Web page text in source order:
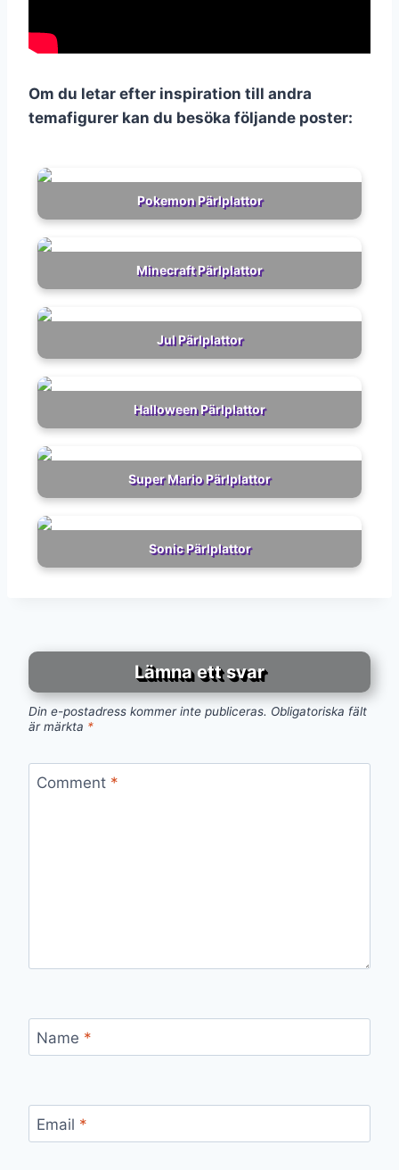
Om du letar efter inspiration till andra
temafigurer kan du besöka följande poster:
Pokemon Pärlplattor
Minecraft Pärlplattor
Jul Pärlplattor
Halloween Pärlplattor
Super Mario Pärlplattor
Sonic Pärlplattor
Lämna ett svar
Din e-postadress kommer inte publiceras. Obligatoriska fält
är märkta *
Comment *
Name *
Email *